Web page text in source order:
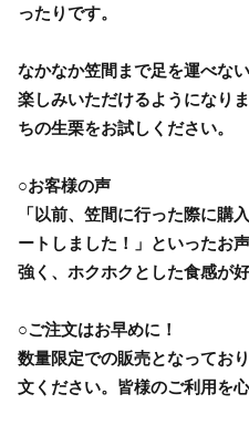
ったりです。
なかなか笠間まで足を運べな
楽しみいただけるようになり
ちの生栗をお試しください。
○お客様の声
「以前、笠間に行った際に購
ートしました！」といったお
強く、ホクホクとした食感が好
○ご注文はお早めに！
数量限定での販売となってお
文ください。皆様のご利用を